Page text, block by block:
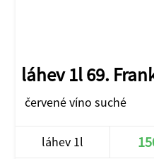
láhev 1l 69.
červené víno suché
láhev 1l